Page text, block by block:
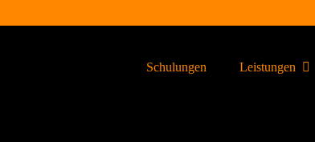
Schulungen Leistungen